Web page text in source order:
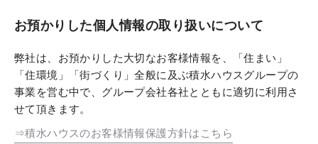
お預かりした個人情報の取り扱いについて
弊社は、お預かりした大切なお客様情報を、「住まい」
「住環境」「街づくり」全般に及ぶ積水ハウスグループの
事業を営む中で、グループ会社各社とともに適切に利用さ
せて頂きます。
⇒積水ハウスのお客様情報保護方針はこちら